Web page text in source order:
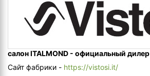
салон ITALMOND - официальный дилер
Сайт фабрики - https://vistosi.it/